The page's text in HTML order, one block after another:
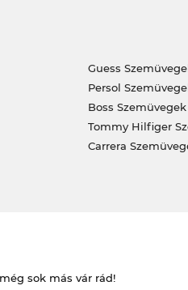
Guess
Persol
Boss Szemüvegek
Tommy Hilfiger
Carrera
sok más vár rád!